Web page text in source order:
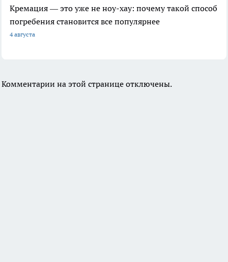
Кремация — это уже не ноу-хау: почему такой способ
погребения становится все популярнее
4 августа
Комментарии на этой странице отключены.